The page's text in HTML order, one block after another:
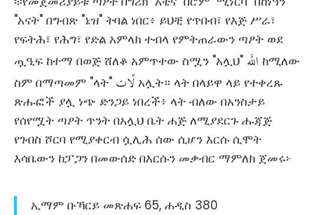
"አናት" በግብጽ "ኔዝ" ትባል ነበር፥ ይህቺ የጥበብ፣ የእጅ ሥራ፣
የፍትሕ፣ የሕግ፣ የድል አምላክ ተብላ የምትጠራውን ጣዖት ወደ
ጧዒፍ ከተማ በወጅ ሸለቆ አምጥተው ስሟን "አሏህ" اللَّه ከሚለው
ስም በማጣመም "ላት" لَّات አሏት። ላት በላይዋ ላይ የተቀረጹ
ጽሑፎች ያሏ ነጭ ድንጋይ ነበረች፥ ላት ብለው በአንስታይ
የሰየሟት ጣዖት ጥንት በአሏህ ቤት ሐጅ ለሚያደርጉ ሑጃጅ
የገብስ ሾርባ የሚያቀርብ ሷሊሕ ሰው ሲሆን እርሱ ሲሞት
እሳቤውን ከፓጋን በመውሰድ በእርሱን መቃብር ማምለክ ጀመሩ፦
ኢማም ቡኻርይ መጽሐፍ 65, ሐዲስ 380